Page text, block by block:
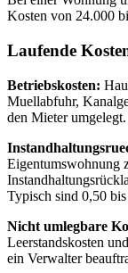
Kosten von 24.000
Laufende
Betriebskosten:
Muellabfuhr,
den Mieter umgelegt.
Eigentumswohnung
Typisch sind 0,50
Nicht umlegbare
Leerstandskosten
ein Verwalter